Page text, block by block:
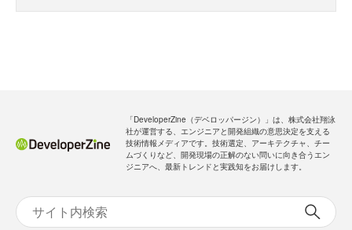
「DeveloperZine（デベロッパージン）」は、株式会社翔泳
社が運営する、エンジニアと開発組織の意思決定を支える
技術情報メディアです。技術選定、アーキテクチャ、チー
ムづくりなど、開発現場の正解のない問いに向き合うエン
ジニアへ、最新トレンドと実践知をお届けします。